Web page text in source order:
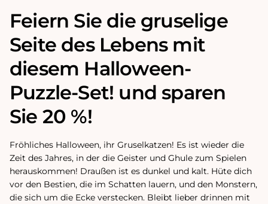
Feiern Sie die gruselige
Seite des Lebens mit
diesem Halloween-
Puzzle-Set! und sparen
Sie 20 %!
Fröhliches Halloween, ihr Gruselkatzen! Es ist wieder die
Zeit des Jahres, in der die Geister und Ghule zum Spielen
herauskommen! Draußen ist es dunkel und kalt. Hüte dich
vor den Bestien, die im Schatten lauern, und den Monstern,
die sich um die Ecke verstecken. Bleibt lieber drinnen mit